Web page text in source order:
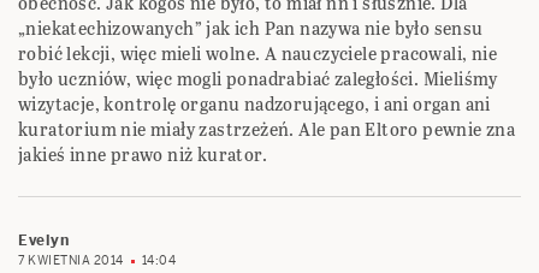
„niekatechizowanych” jak ich Pan nazywa nie było sensu
robić lekcji, więc mieli wolne. A nauczyciele pracowali, nie
było uczniów, więc mogli ponadrabiać zaległości. Mieliśmy
wizytacje, kontrolę organu nadzorującego, i ani organ ani
kuratorium nie miały zastrzeżeń. Ale pan Eltoro pewnie zna
jakieś inne prawo niż kurator.
Evelyn
7 KWIETNIA 2014 14:04